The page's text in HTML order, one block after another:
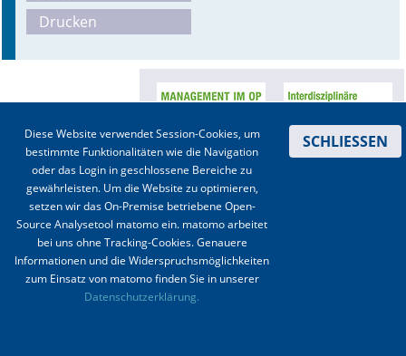
A&I English
Mediadaten
Autoren-Service
Bestell-Service
Stellenmarkt
Kongresskalender
Drucken
Kontakt | Impressum | Datenschutz | Haftungsausschluss
Diese Website verwendet Session-Cookies, um
bestimmte Funktionalitäten wie die Navigation
oder das Login in geschlossene Bereiche zu
gewährleisten. Um die Website zu optimieren,
setzen wir das On-Premise betriebene Open-
Source Analysetool matomo ein. matomo arbeitet
bei uns ohne Tracking-Cookies. Genauere
Informationen und die Widerspruchsmöglichkeiten
zum Einsatz von matomo finden Sie in unserer
Datenschutzerklärung.
SCHLIESSEN